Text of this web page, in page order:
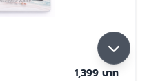
1,399 บาท